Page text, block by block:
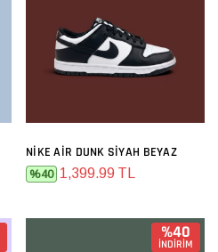
NIKE AIR DUNK SIYAH BEYAZ
%40 1,399.99 TL
%40
İNDİRİM